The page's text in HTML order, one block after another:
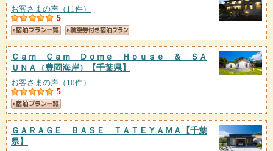
お客さまの声（11件）
5
Ｃａｍ Ｃａｍ Ｄｏｍｅ Ｈｏｕｓｅ ＆ ＳＡ
ＵＮＡ（豊岡海岸）
【千葉県】
お客さまの声（10件）
5
ＧＡＲＡＧＥ ＢＡＳＥ ＴＡＴＥＹＡＭＡ
【千葉
県】